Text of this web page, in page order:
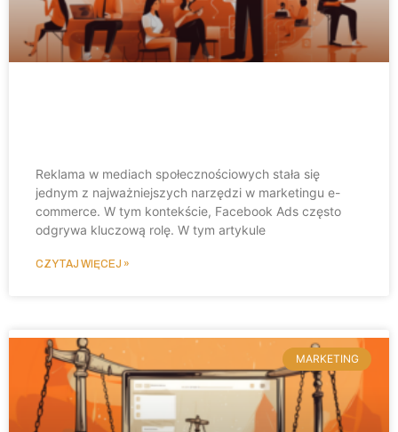
Reklama w mediach społecznościowych stała się
jednym z najważniejszych narzędzi w marketingu e-
commerce. W tym kontekście, Facebook Ads często
odgrywa kluczową rolę. W tym artykule
CZYTAJ WIĘCEJ »
MARKETING